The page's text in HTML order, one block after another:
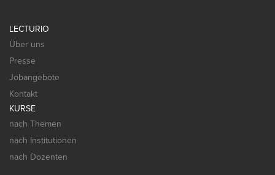
LECTURIO
Über uns
Presse
Jobangebote
Kontakt
KURSE
nach Themen
nach Institutionen
nach Dozenten